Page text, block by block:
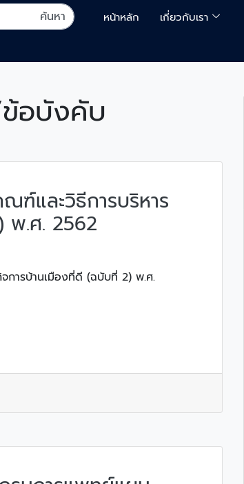
หน้าหลัก เกี่ยวกับเรา
อบังคับ
ฑ์และวิธีการบริหาร
พ.ศ. 2562
การบ้านเมืองที่ดี (ฉบับที่ 2) พ.ศ.